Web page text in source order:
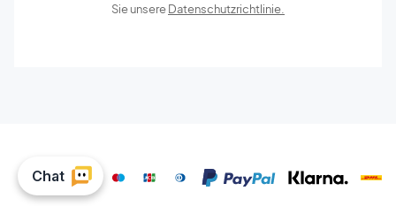
Sie unsereDatenschutzrichtlinie.